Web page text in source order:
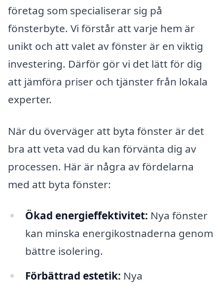
företag som specialiserar sig på
fönsterbyte. Vi förstår att varje hem är
unikt och att valet av fönster är en viktig
investering. Därför gör vi det lätt för dig
att jämföra priser och tjänster från lokala
experter.
När du överväger att byta fönster är det
bra att veta vad du kan förvänta dig av
processen. Här är några av fördelarna
med att byta fönster:
Ökad energieffektivitet: Nya fönster
kan minska energikostnaderna genom
bättre isolering.
Förbättrad estetik: Nya